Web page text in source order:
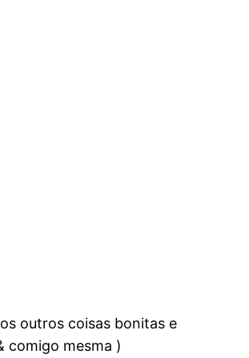
outros coisas bonitas e
comigo mesma )